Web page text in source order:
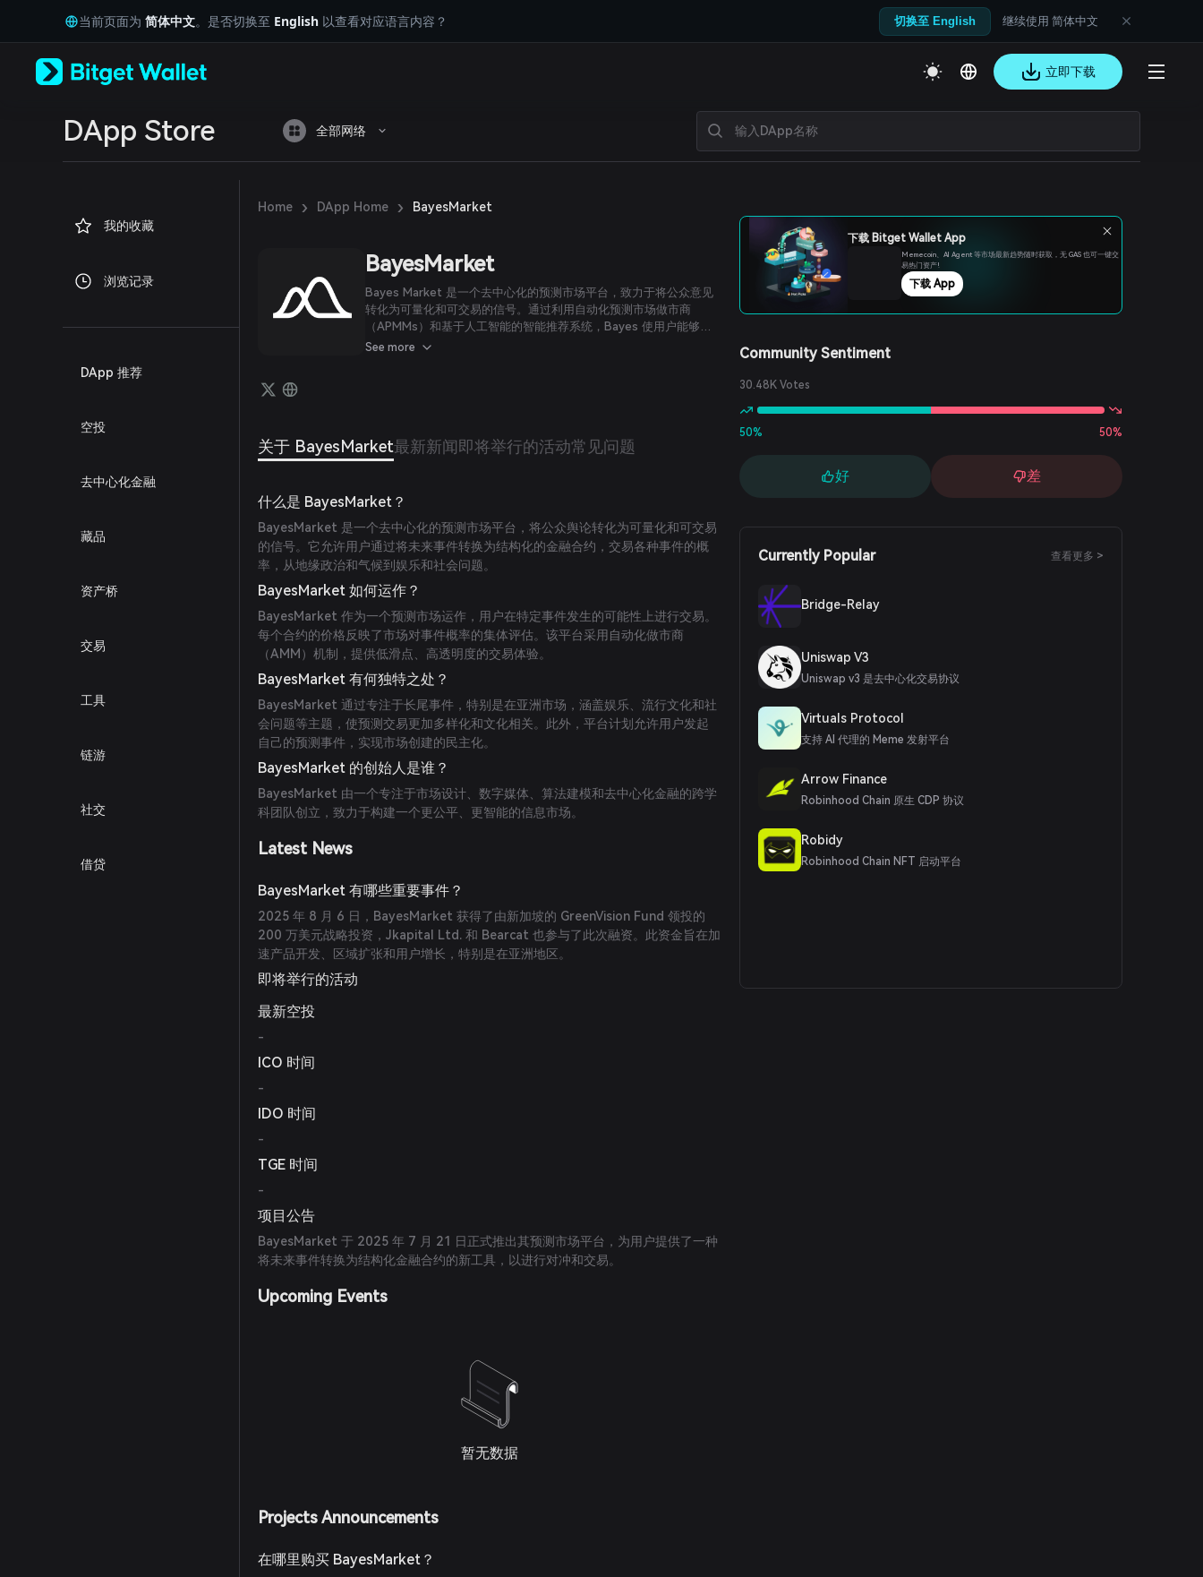
Tiếng Việt
Русский
Español (Latinoamérica)
Português (Portugal)
Bahasa Indonesia
Español (Argentina)
当前页面为 简体中文。是否切换至 English 以查看对应语言内容？ 切换至 English 继续使用 简体中文
立即下载
DApp Store 全部网络
我的收藏
浏览记录
DApp 推荐
空投
去中心化金融
藏品
资产桥
交易
工具
链游
社交
借贷
Home › DApp Home › BayesMarket
BayesMarket
Bayes Market 是一个去中心化的预测市场平台，致力于将公众意见
转化为可量化和可交易的信号。通过利用自动化预测市场做市商
（APMMs）和基于人工智能的智能推荐系统，Bayes 使用户能够灵
活且准确地预测金融、政治和技术等领域的现实事件。
See more
关于 BayesMarket最新新闻即将举行的活动常见问题
什么是 BayesMarket？
BayesMarket 是一个去中心化的预测市场平台，将公众舆论转化为可量化和可交易
的信号。它允许用户通过将未来事件转换为结构化的金融合约，交易各种事件的概
率，从地缘政治和气候到娱乐和社会问题。
BayesMarket 如何运作？
BayesMarket 作为一个预测市场运作，用户在特定事件发生的可能性上进行交易。
每个合约的价格反映了市场对事件概率的集体评估。该平台采用自动化做市商
（AMM）机制，提供低滑点、高透明度的交易体验。
BayesMarket 有何独特之处？
BayesMarket 通过专注于长尾事件，特别是在亚洲市场，涵盖娱乐、流行文化和社
会问题等主题，使预测交易更加多样化和文化相关。此外，平台计划允许用户发起
自己的预测事件，实现市场创建的民主化。
BayesMarket 的创始人是谁？
BayesMarket 由一个专注于市场设计、数字媒体、算法建模和去中心化金融的跨学
科团队创立，致力于构建一个更公平、更智能的信息市场。
Latest News
BayesMarket 有哪些重要事件？
2025 年 8 月 6 日，BayesMarket 获得了由新加坡的 GreenVision Fund 领投的
200 万美元战略投资，Jkapital Ltd. 和 Bearcat 也参与了此次融资。此资金旨在加
速产品开发、区域扩张和用户增长，特别是在亚洲地区。
即将举行的活动
最新空投
-
ICO 时间
-
IDO 时间
-
TGE 时间
-
项目公告
BayesMarket 于 2025 年 7 月 21 日正式推出其预测市场平台，为用户提供了一种
将未来事件转换为结构化金融合约的新工具，以进行对冲和交易。
Upcoming Events
暂无数据
Projects Announcements
在哪里购买 BayesMarket？
下载 Bitget Wallet App
Memecoin、Al Agent 等市场最新趋势随时获取，无 GAS 也可一键交
易热门资产!
下载 App
Community Sentiment
30.48K Votes
50% 50%
好 差
Currently Popular 查看更多 >
Bridge-Relay
Uniswap V3
Uniswap v3 是去中心化交易协议
Virtuals Protocol
支持 AI 代理的 Meme 发射平台
Arrow Finance
Robinhood Chain 原生 CDP 协议
Robidy
Robinhood Chain NFT 启动平台